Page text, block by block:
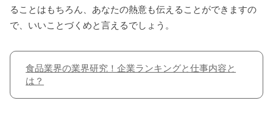
ることはもちろん、あなたの熱意も伝えることができますの
で、いいことづくめと言えるでしょう。
食品業界の業界研究！企業ランキングと仕事内容と
は？